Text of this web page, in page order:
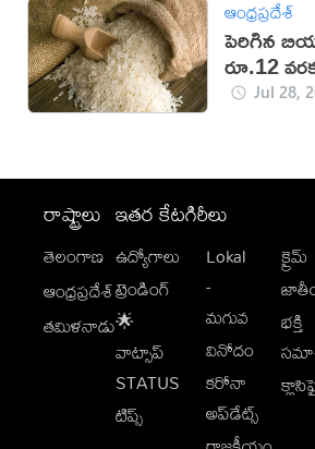
ఆంధ్రప్రదేశ్
పెరిగిన
రూ.12
Jul 28,
రాష్ట్రాలు
తెలంగాణ
ఆంధ్రప్రదేశ్
తమిళనాడు
ఇతర కేటగిరీలు
ఉద్యోగాలు
ట్రెండింగ్
🌟
వాట్సాప్
STATUS
టిప్స్
Lokal
-
మగువ
వినోదం
కరోనా
అప్‌డేట్స్
క్రైమ్
భక్తి